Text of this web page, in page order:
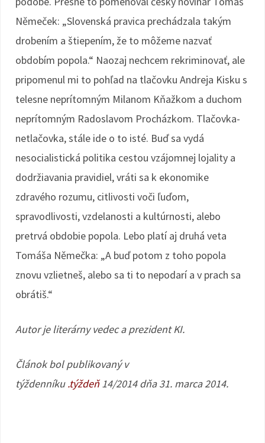
Němeček: „Slovenská pravica prechádzala takým
drobením a štiepením, že to môžeme nazvať
obdobím popola.“ Naozaj nechcem rekriminovať, ale
pripomenul mi to pohľad na tlačovku Andreja Kisku s
telesne neprítomným Milanom Kňažkom a duchom
neprítomným Radoslavom Procházkom. Tlačovka-
netlačovka, stále ide o to isté. Buď sa vydá
nesocialistická politika cestou vzájomnej lojality a
dodržiavania pravidiel, vráti sa k ekonomike
zdravého rozumu, citlivosti voči ľuďom,
spravodlivosti, vzdelanosti a kultúrnosti, alebo
pretrvá obdobie popola. Lebo platí aj druhá veta
Tomáša Němečka: „A buď potom z toho popola
znovu vzlietneš, alebo sa ti to nepodarí a v prach sa
obrátiš.“
Autor je literárny vedec a prezident KI.
Článok bol publikovaný v
týždenníku.týždeň14/2014 dňa 31. marca 2014.